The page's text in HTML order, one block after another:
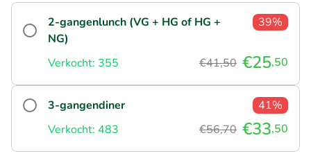
2-gangenlunch (VG + HG of HG +
NG)
39%
Verkocht: 355 €41,50 €25,50
3-gangendiner
41%
Verkocht: 483
€56,70 €33,50